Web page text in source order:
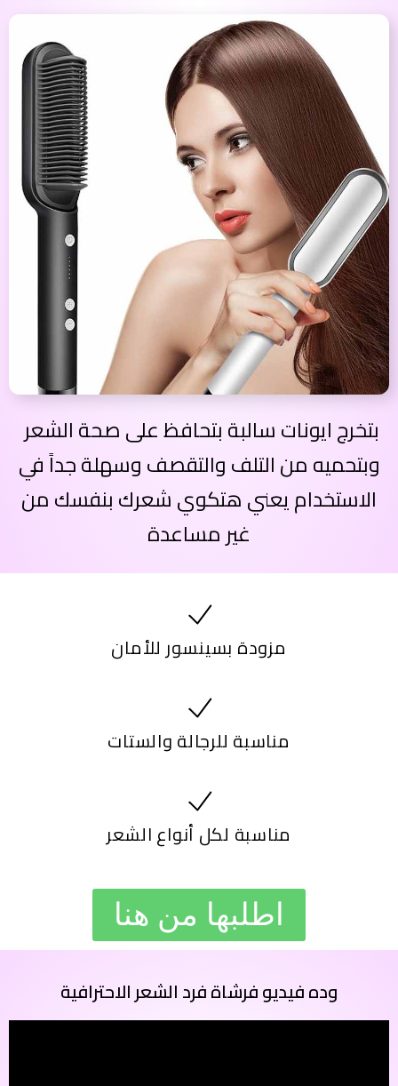
بتخرج ايونات سالبة بتحافظ على صحة الشعر
وبتحميه من التلف والتقصف وسهلة جداً في
الاستخدام يعني هتكوي شعرك بنفسك من
غير مساعدة
مزودة بسينسور للأمان
مناسبة للرجالة والستات
مناسبة لكل أنواع الشعر
اطلبها من هنا
وده فيديو فرشاة فرد الشعر الاحترافية